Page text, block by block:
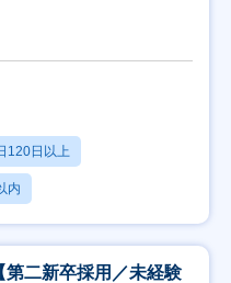
120日以上
内
第二新卒採用／未経験